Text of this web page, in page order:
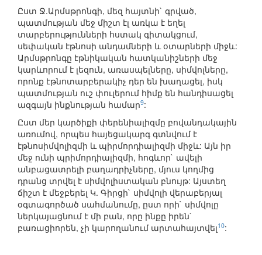
Ըստ Ջ.Արմսթրոնգի, մեզ հայտնի` գրված,
պատմության մեջ միշտ էլ առկա է եղել
տարբերությունների հստակ գիտակցում,
սեփական էթնոսի անդամների և օտարների միջև:
Արմսթրոնգը էթնիկական հատկանիշների մեջ
կարևորում է լեզուն, առասպելները, սիմվոլները,
որոնք էթնոտարբերակիչ դեր են խաղացել, իսկ
պատմության ուշ փուլերում հիմք են հանդիսացել
ազգայն ինքնության համար9:
Ըստ մեր կարծիքի փերենիալիզմը բովանդակային
առումով, որպես հայեցակարգ գտնվում է
էթնոսիմվոլիզմի և պիրմորդիալիզմի միջև: Այն իր
մեջ ունի պրիմորդիալիզմի, հոգևոր` ավելի
անբացատրելի բաղադրիչները, մյուս կողմից
դրանց տրվել է սիմվոլիստական բնույթ: Այստեղ
ճիշտ է մեջբերել Կ. Գիրցի` սիմվոլի վերաբերյալ
օգտագործած սահմանումը, ըստ որի` սիմվոլը
ներկայացնում է մի բան, որը ինքը իրեն`
բառացիորեն, չի կարողանում արտահայտվել10: